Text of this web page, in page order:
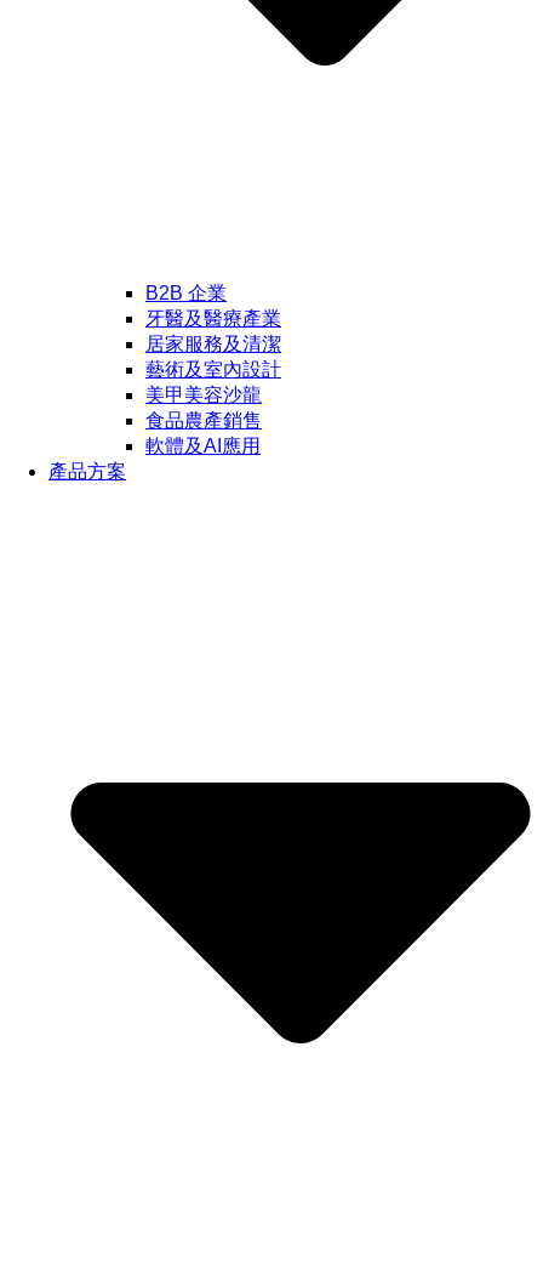
B2B 企業
牙醫及醫療產業
居家服務及清潔
藝術及室內設計
美甲美容沙龍
食品農產銷售
軟體及AI應用
產品方案